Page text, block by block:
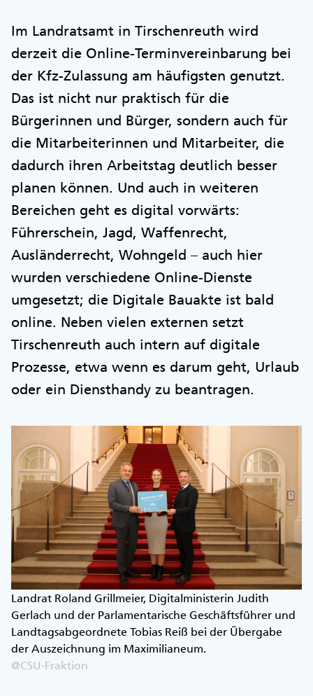
Im Landratsamt in Tirschenreuth wird
derzeit die Online-Terminvereinbarung bei
der Kfz-Zulassung am häufigsten genutzt.
Das ist nicht nur praktisch für die
Bürgerinnen und Bürger, sondern auch für
die Mitarbeiterinnen und Mitarbeiter, die
dadurch ihren Arbeitstag deutlich besser
planen können. Und auch in weiteren
Bereichen geht es digital vorwärts:
Führerschein, Jagd, Waffenrecht,
Ausländerrecht, Wohngeld – auch hier
wurden verschiedene Online-Dienste
umgesetzt; die Digitale Bauakte ist bald
online. Neben vielen externen setzt
Tirschenreuth auch intern auf digitale
Prozesse, etwa wenn es darum geht, Urlaub
oder ein Diensthandy zu beantragen.
Landrat Roland Grillmeier, Digitalministerin Judith
Gerlach und der Parlamentarische Geschäftsführer und
Landtagsabgeordnete Tobias Reiß bei der Übergabe
der Auszeichnung im Maximilianeum.
@CSU-Fraktion